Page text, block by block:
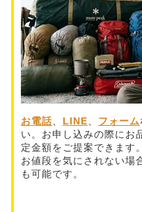
お電話 LINE フォーム
い。お申し込みの際にお
定金額をご提案できます。
お値段を気にされない場
も可能です。